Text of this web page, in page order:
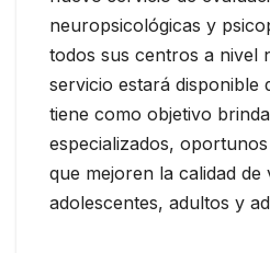
neuropsicológicas y
todos sus centros a nivel
servicio estará disponible
tiene como objetivo
especializados,
que mejoren la calidad de
adolescentes, adultos y